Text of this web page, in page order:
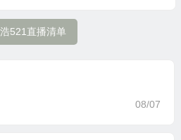
521直播清单
08/07